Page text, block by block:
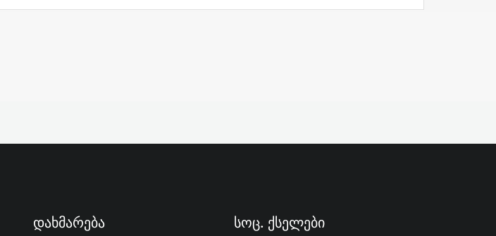
Დახმარება Სოც. Ქსელები